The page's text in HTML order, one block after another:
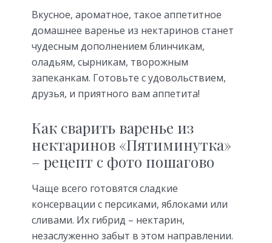
Вкусное, ароматное, такое аппетитное
домашнее варенье из нектаринов станет
чудесным дополнением блинчикам,
оладьям, сырникам, творожным
запеканкам. Готовьте с удовольствием,
друзья, и приятного вам аппетита!
Как сварить варенье из
нектаринов «Пятиминутка»
– рецепт с фото пошагово
Чаще всего готовятся сладкие
консервации с персиками, яблоками или
сливами. Их гибрид – нектарин,
незаслуженно забыт в этом направлении.